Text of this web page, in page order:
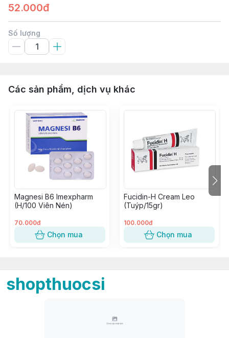
52.000đ
Số lượng
Các sản phẩm, dịch vụ khác
Magnesi B6 Imexpharm
(H/100 Viên Nén)
70.000đ
Chọn mua
Fucidin-H Cream Leo
(Tuýp/15gr)
100.000đ
Chọn mua
shopthuocsi